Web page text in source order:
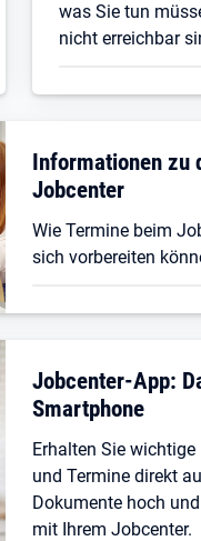
was Sie tun
nicht erreichbar
Informationen zu
Jobcenter
Wie Termine beim
sich vorbereiten
Jobcenter-App:
Smartphone
Erhalten Sie
und Termine direkt
Dokumente hoch
mit Ihrem Jobcenter.